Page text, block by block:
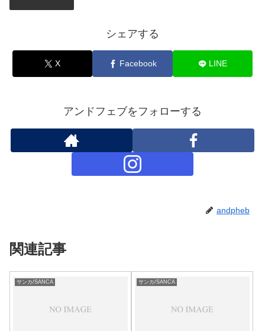
シェアする
X Facebook LINE
アンドフェブをフォローする
andpheb
関連記事
サンカ/SANCA サンカ/SANCA